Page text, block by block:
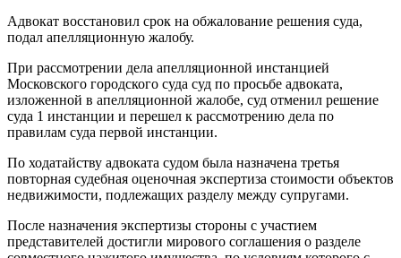
Адвокат восстановил срок на обжалование решения суда,
подал апелляционную жалобу.
При рассмотрении дела апелляционной инстанцией
Московского городского суда суд по просьбе адвоката,
изложенной в апелляционной жалобе, суд отменил решение
суда 1 инстанции и перешел к рассмотрению дела по
правилам суда первой инстанции.
По ходатайству адвоката судом была назначена третья
повторная судебная оценочная экспертиза стоимости объектов
недвижимости, подлежащих разделу между супругами.
После назначения экспертизы стороны с участием
представителей достигли мирового соглашения о разделе